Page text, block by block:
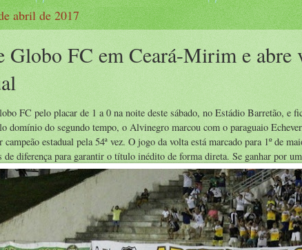
abril de 2017
Globo FC em Ceará-Mirim e abre
FC pelo placar de 1 a 0 na noite deste sábado, no Estádio Barretão, e
domínio do segundo tempo, o Alvinegro marcou com o paraguaio
campeão estadual pela 54ª vez. O jogo da volta está marcado para 1º de
de diferença para garantir o título inédito de forma direta. Se ganhar por